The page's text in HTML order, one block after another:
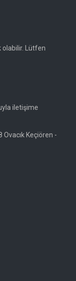
olabilir. Lütfen
iletişime
Keçiören -